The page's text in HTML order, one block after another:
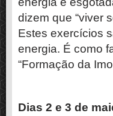
dizem que “viver
Estes exercícios
energia. É como
“Formação da
Dias 2 e 3 de